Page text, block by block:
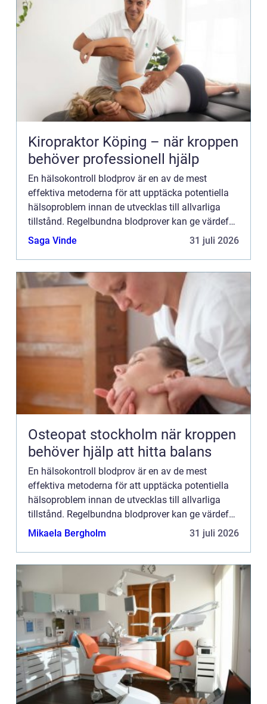
Kiropraktor Köping – när kroppen
behöver professionell hjälp
En hälsokontroll blodprov är en av de mest
effektiva metoderna för att upptäcka potentiella
hälsoproblem innan de utvecklas till allvarliga
tillstånd. Regelbundna blodprover kan ge värdefull
information om kroppens...
Saga Vinde 31 juli 2026
Osteopat stockholm när kroppen
behöver hjälp att hitta balans
En hälsokontroll blodprov är en av de mest
effektiva metoderna för att upptäcka potentiella
hälsoproblem innan de utvecklas till allvarliga
tillstånd. Regelbundna blodprover kan ge värdefull
information om kroppens...
Mikaela Bergholm 31 juli 2026